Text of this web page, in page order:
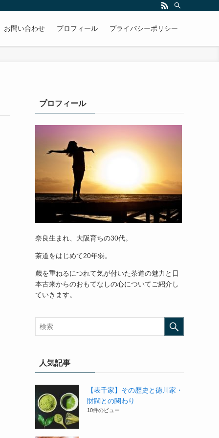
お問い合わせ プロフィール プライバシーポリシー
プロフィール
奈良生まれ、大阪育ちの30代。
茶道をはじめて20年弱。
歳を重ねるにつれて気が付いた茶道の魅力と日
本古来からのおもてなしの心についてご紹介し
ていきます。
人気記事
【表千家】その歴史と徳川家・
財閥との関わり
10件のビュー